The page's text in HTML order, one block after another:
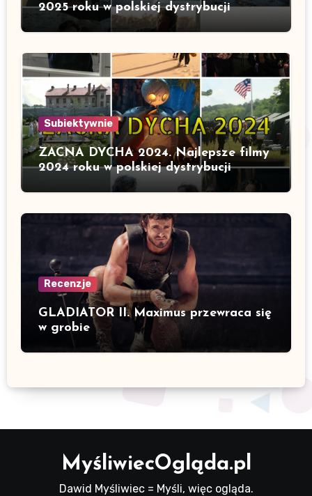
2025 roku w polskiej dystrybucji
Subiektywnie
ZACNA DYCHA 2024. Najlepsze filmy
2024 roku w polskiej dystrybucji
Recenzje
GLADIATOR II. Maximus przewraca się
w grobie
MyśliwiecOgląda.pl
Dawid Myśliwiec = Myśli, więc ogląda.